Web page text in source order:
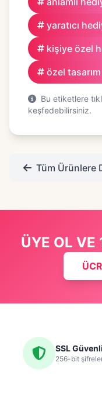
yaratıcı
kişiye özel
özel
Bu etiketlere
keşfedebilirsiniz.
Tüm Ürünlere
ÜYE OL VE
SSL
256-bit